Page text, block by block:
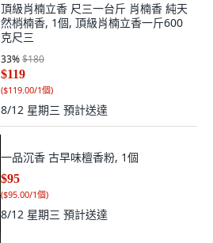
頂級肖楠立香 尺三一台斤 肖楠香 純天
然梢楠香, 1個, 頂級肖楠立香一斤600
克尺三
33%$180
$119
($119.00/1個)
8/12 星期三 預計送達
一品沉香 古早味檀香粉, 1個
$95
($95.00/1個)
8/12 星期三 預計送達